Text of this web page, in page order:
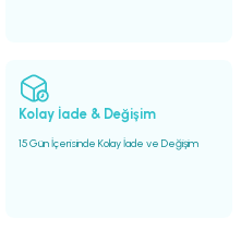
Kolay İade & Değişim
15 Gün İçerisinde Kolay İade ve Değişim